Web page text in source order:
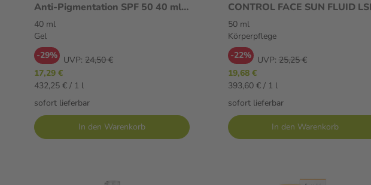
Anti-Pigmentation SPF 50 40 ml
Gel
40 ml
Gel
-29% UVP: 24,50 €
17,29 €
432,25 € / 1 l
sofort lieferbar
In den Warenkorb
CONTROL FACE SUN FLUID
50+ 50 ml Körperpflege
50 ml
Körperpflege
-22%
UVP: 25,25 €
19,68 €
393,60 € / 1 l
sofort lieferbar
In den Warenkorb